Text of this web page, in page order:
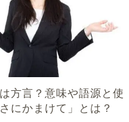
方言？意味や語源と使
にかまけて」とは？